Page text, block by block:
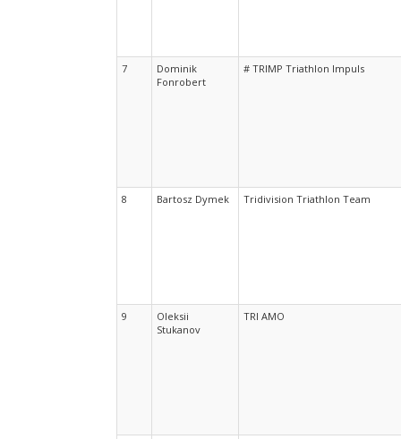
7
Dominik
Fonrobert
# TRIMP Triathlon Impuls
8 Bartosz Dymek Tridivision Triathlon Team
9
Oleksii
Stukanov
TRI AMO